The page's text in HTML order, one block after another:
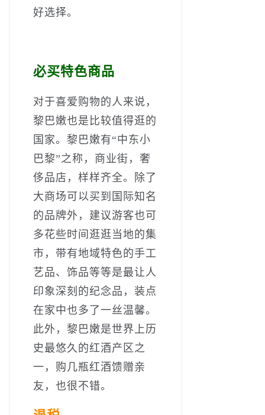
好选择。
必买特色商品
对于喜爱购物的人来说，
黎巴嫩也是比较值得逛的
国家。黎巴嫩有“中东小
巴黎”之称，商业街，奢
侈品店，样样齐全。除了
大商场可以买到国际知名
的品牌外，建议游客也可
多花些时间逛逛当地的集
市，带有地域特色的手工
艺品、饰品等等是最让人
印象深刻的纪念品，装点
在家中也多了一丝温馨。
此外，黎巴嫩是世界上历
史最悠久的红酒产区之
一，购几瓶红酒馈赠亲
友，也很不错。